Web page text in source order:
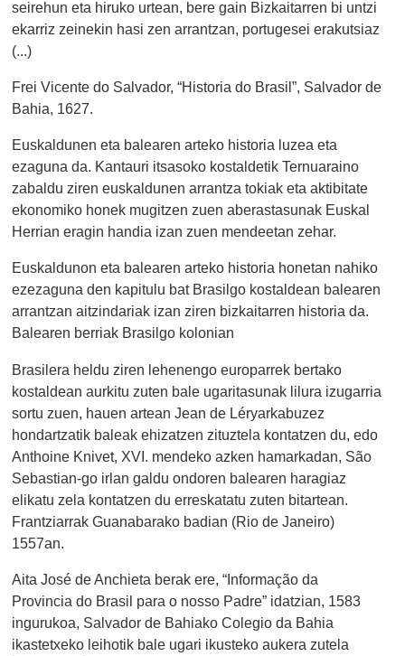
seirehun eta hiruko urtean, bere gain Bizkaitarren bi untzi
ekarriz zeinekin hasi zen arrantzan, portugesei erakutsiaz
(...)
Frei Vicente do Salvador, “Historia do Brasil”, Salvador de
Bahia, 1627.
Euskaldunen eta balearen arteko historia luzea eta
ezaguna da. Kantauri itsasoko kostaldetik Ternuaraino
zabaldu ziren euskaldunen arrantza tokiak eta aktibitate
ekonomiko honek mugitzen zuen aberastasunak Euskal
Herrian eragin handia izan zuen mendeetan zehar.
Euskaldunon eta balearen arteko historia honetan nahiko
ezezaguna den kapitulu bat Brasilgo kostaldean balearen
arrantzan aitzindariak izan ziren bizkaitarren historia da.
Balearen berriak Brasilgo kolonian
Brasilera heldu ziren lehenengo europarrek bertako
kostaldean aurkitu zuten bale ugaritasunak lilura izugarria
sortu zuen, hauen artean Jean de Léryarkabuzez
hondartzatik baleak ehizatzen zituztela kontatzen du, edo
Anthoine Knivet, XVI. mendeko azken hamarkadan, São
Sebastian-go irlan galdu ondoren balearen haragiaz
elikatu zela kontatzen du erreskatatu zuten bitartean.
Frantziarrak Guanabarako badian (Rio de Janeiro)
1557an.
Aita José de Anchieta berak ere, “Informação da
Provincia do Brasil para o nosso Padre” idatzian, 1583
ingurukoa, Salvador de Bahiako Colegio da Bahia
ikastetxeko leihotik bale ugari ikusteko aukera zutela